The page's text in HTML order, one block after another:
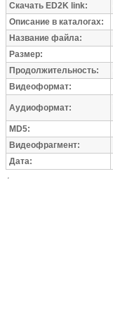
Скачать ED2K link:
Описание в каталогах:
Название файла:
Размер:
Продолжительность:
Видеоформат:
Аудиоформат:
MD5:
Видеофрагмент:
Дата: